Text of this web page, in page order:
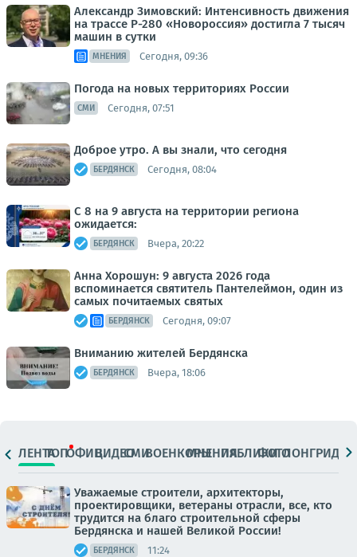
Александр Зимовский: Интенсивность движения
на трассе Р-280 «Новороссия» достигла 7 тысяч
машин в сутки
МНЕНИЯ Сегодня, 09:36
Погода на новых территориях России
СМИ Сегодня, 07:51
Доброе утро. А вы знали, что сегодня
БЕРДЯНСК Сегодня, 08:04
С 8 на 9 августа на территории региона
ожидается:
БЕРДЯНСК Вчера, 20:22
Анна Хорошун: 9 августа 2026 года
вспоминается святитель Пантелеймон, один из
самых почитаемых святых
БЕРДЯНСК Сегодня, 09:07
Вниманию жителей Бердянска
БЕРДЯНСК Вчера, 18:06
ЛЕНТАТОПОФИЦ.ВИДЕОСМИВОЕНКОРЫМНЕНИЯПАБЛИКИ
ФОТОЛОНГРИДЫ
Уважаемые строители, архитекторы,
проектировщики, ветераны отрасли, все, кто
трудится на благо строительной сферы
Бердянска и нашей Великой России!
БЕРДЯНСК 11:24